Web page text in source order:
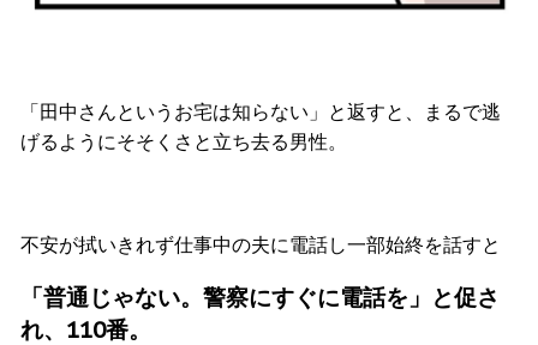
「田中さんというお宅は知らない」と返すと、まるで逃
げるようにそそくさと立ち去る男性。
不安が拭いきれず仕事中の夫に電話し一部始終を話すと
「普通じゃない。警察にすぐに電話を」と促さ
れ、110番。